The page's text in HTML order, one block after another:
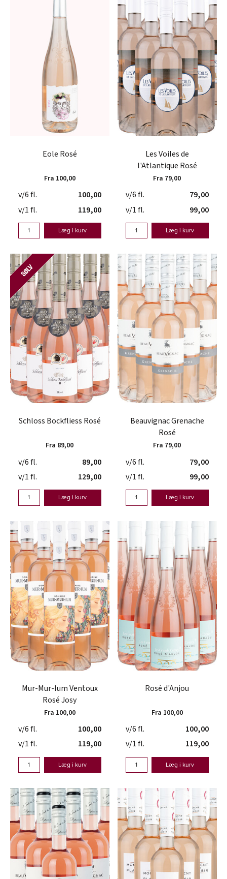
Eole Rosé
Fra 100,00
v/6 fl.
100,00
v/1 fl.
119,00
Læg i kurv
Les Voiles de
l'Atlantique Rosé
Fra 79,00
v/6 fl.
79,00
v/1 fl.
99,00
Læg i kurv
Schloss Bockfliess Rosé
Fra 89,00
v/6 fl.
89,00
v/1 fl.
129,00
Læg i kurv
Beauvignac Grenache
Rosé
Fra 79,00
v/6 fl.
79,00
v/1 fl.
99,00
Læg i kurv
Mur-Mur-Ium Ventoux
Rosé Josy
Fra 100,00
v/6 fl.
100,00
v/1 fl.
119,00
Læg i kurv
Rosé d'Anjou
Fra 100,00
v/6 fl.
100,00
v/1 fl.
119,00
Læg i kurv